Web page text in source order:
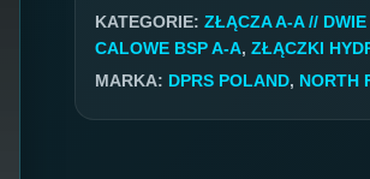
3/8''
KATEGORIE: ZŁĄCZA A-A //
CALOWE BSP A-A, ZŁĄCZKI
MARKA: DPRS POLAND, NORTH